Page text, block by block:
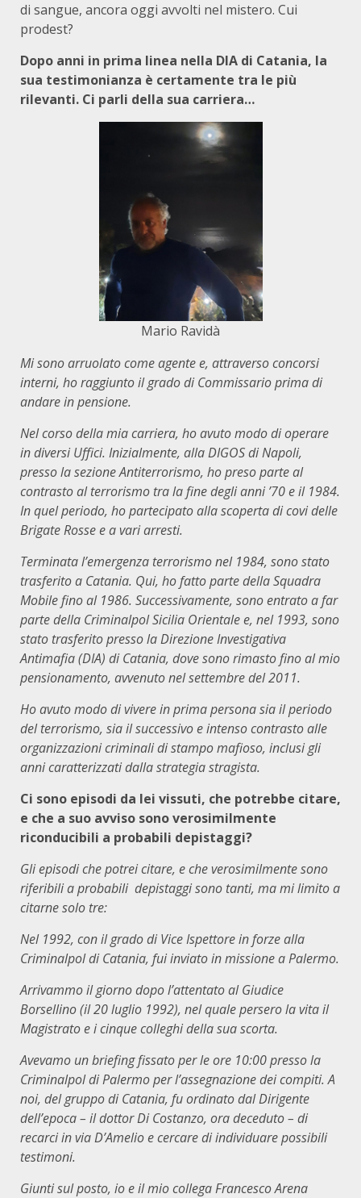
di sangue, ancora oggi avvolti nel mistero. Cui
prodest?
Dopo anni in prima linea nella DIA di Catania, la
sua testimonianza è certamente tra le più
rilevanti. Ci parli della sua carriera…
Mario Ravidà
Mi sono arruolato come agente e, attraverso concorsi
interni, ho raggiunto il grado di Commissario prima di
andare in pensione.
Nel corso della mia carriera, ho avuto modo di operare
in diversi Uffici. Inizialmente, alla DIGOS di Napoli,
presso la sezione Antiterrorismo, ho preso parte al
contrasto al terrorismo tra la fine degli anni ’70 e il 1984.
In quel periodo, ho partecipato alla scoperta di covi delle
Brigate Rosse e a vari arresti.
Terminata l’emergenza terrorismo nel 1984, sono stato
trasferito a Catania. Qui, ho fatto parte della Squadra
Mobile fino al 1986. Successivamente, sono entrato a far
parte della Criminalpol Sicilia Orientale e, nel 1993, sono
stato trasferito presso la Direzione Investigativa
Antimafia (DIA) di Catania, dove sono rimasto fino al mio
pensionamento, avvenuto nel settembre del 2011.
Ho avuto modo di vivere in prima persona sia il periodo
del terrorismo, sia il successivo e intenso contrasto alle
organizzazioni criminali di stampo mafioso, inclusi gli
anni caratterizzati dalla strategia stragista.
Ci sono episodi da lei vissuti, che potrebbe citare,
e che a suo avviso sono verosimilmente
riconducibili a probabili depistaggi?
Gli episodi che potrei citare, e che verosimilmente sono
riferibili a probabili depistaggi sono tanti, ma mi limito a
citarne solo tre:
Nel 1992, con il grado di Vice Ispettore in forze alla
Criminalpol di Catania, fui inviato in missione a Palermo.
Arrivammo il giorno dopo l’attentato al Giudice
Borsellino (il 20 luglio 1992), nel quale persero la vita il
Magistrato e i cinque colleghi della sua scorta.
Avevamo un briefing fissato per le ore 10:00 presso la
Criminalpol di Palermo per l’assegnazione dei compiti. A
noi, del gruppo di Catania, fu ordinato dal Dirigente
dell’epoca – il dottor Di Costanzo, ora deceduto – di
recarci in via D’Amelio e cercare di individuare possibili
testimoni.
Giunti sul posto, io e il mio collega Francesco Arena